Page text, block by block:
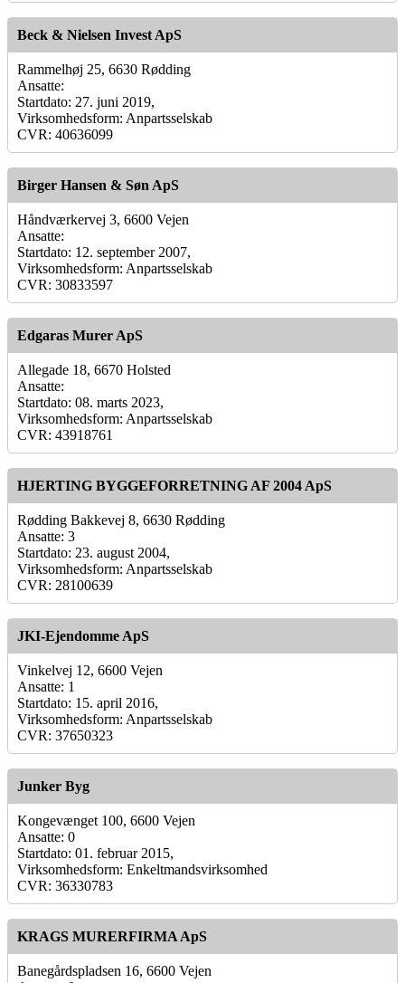
Beck & Nielsen Invest ApS
Rammelhøj 25, 6630 Rødding
Ansatte:
Startdato: 27. juni 2019,
Virksomhedsform: Anpartsselskab
CVR: 40636099
Birger Hansen & Søn ApS
Håndværkervej 3, 6600 Vejen
Ansatte:
Startdato: 12. september 2007,
Virksomhedsform: Anpartsselskab
CVR: 30833597
Edgaras Murer ApS
Allegade 18, 6670 Holsted
Ansatte:
Startdato: 08. marts 2023,
Virksomhedsform: Anpartsselskab
CVR: 43918761
HJERTING BYGGEFORRETNING AF 2004 ApS
Rødding Bakkevej 8, 6630 Rødding
Ansatte: 3
Startdato: 23. august 2004,
Virksomhedsform: Anpartsselskab
CVR: 28100639
JKI-Ejendomme ApS
Vinkelvej 12, 6600 Vejen
Ansatte: 1
Startdato: 15. april 2016,
Virksomhedsform: Anpartsselskab
CVR: 37650323
Junker Byg
Kongevænget 100, 6600 Vejen
Ansatte: 0
Startdato: 01. februar 2015,
Virksomhedsform: Enkeltmandsvirksomhed
CVR: 36330783
KRAGS MURERFIRMA ApS
Banegårdspladsen 16, 6600 Vejen